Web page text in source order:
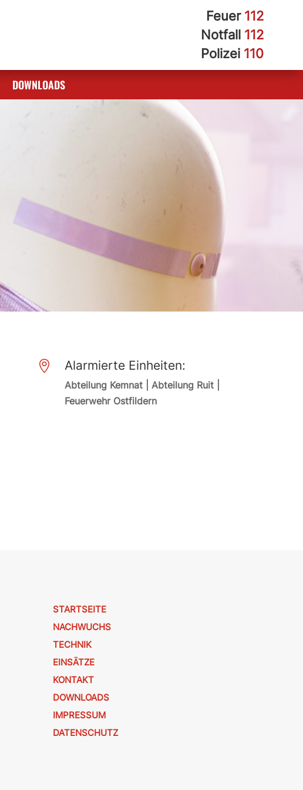
Feuer 112
Notfall 112
Polizei 110
DOWNLOADS
 Alarmierte Einheiten:
Abteilung Kemnat | Abteilung Ruit |
Feuerwehr Ostfildern
STARTSEITE
NACHWUCHS
TECHNIK
EINSÄTZE
KONTAKT
DOWNLOADS
IMPRESSUM
DATENSCHUTZ